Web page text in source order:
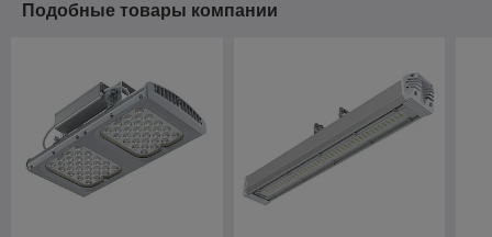
Подобные товары компании